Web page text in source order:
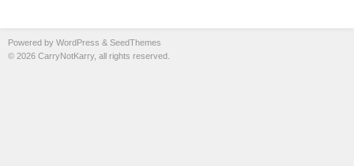
Powered by WordPress & SeedThemes
© 2026 CarryNotKarry, all rights reserved.